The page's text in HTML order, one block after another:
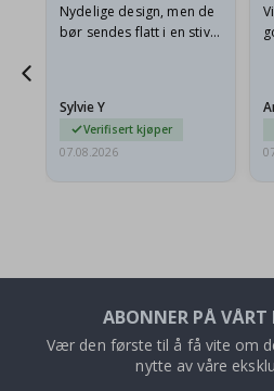
Nydelige design, men de
bør sendes flatt i en stiv
Sylvie Y
Verifisert kjøper
07.08.2026
ABONNER PÅ VÅRT
Vær den første til å få vite om
nytte av våre